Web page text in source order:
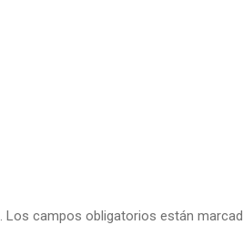
Los campos obligatorios están